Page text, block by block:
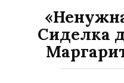
Сиделка